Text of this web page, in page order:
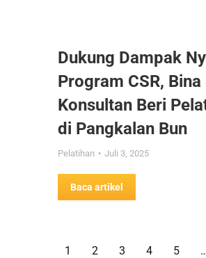
Dukung Dampak
Program CSR,
Konsultan Beri
di Pangkalan Bun
Pelatihan Juli 3, 2025
Baca artikel
1 2 3 4 5